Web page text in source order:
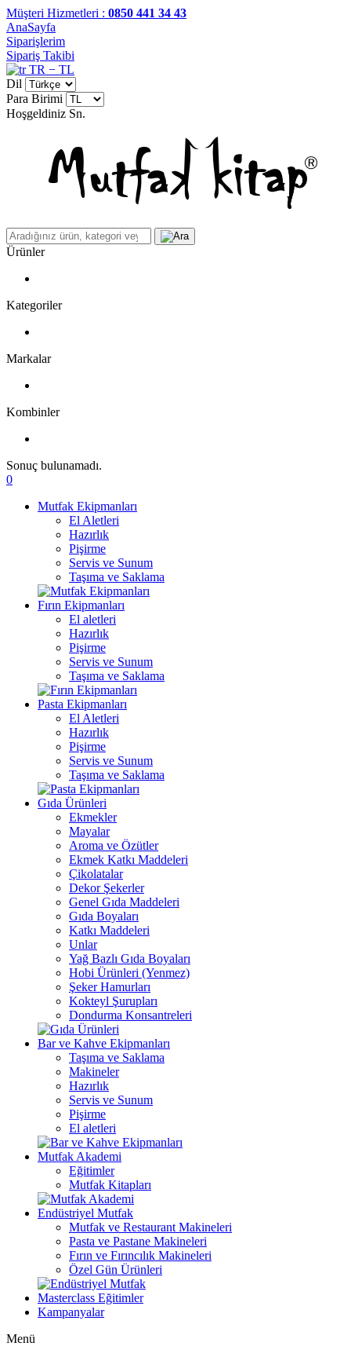
Müşteri Hizmetleri : 0850 441 34 43
AnaSayfa
Siparişlerim
Sipariş Takibi
TR − TL
Dil
Para Birimi
Hoşgeldiniz Sn.
Ürünler
Kategoriler
Markalar
Kombinler
Sonuç bulunamadı.
0
Mutfak Ekipmanları
El Aletleri
Hazırlık
Pişirme
Servis ve Sunum
Taşıma ve Saklama
Fırın Ekipmanları
El aletleri
Hazırlık
Pişirme
Servis ve Sunum
Taşıma ve Saklama
Pasta Ekipmanları
El Aletleri
Hazırlık
Pişirme
Servis ve Sunum
Taşıma ve Saklama
Gıda Ürünleri
Ekmekler
Mayalar
Aroma ve Özütler
Ekmek Katkı Maddeleri
Çikolatalar
Dekor Şekerler
Genel Gıda Maddeleri
Gıda Boyaları
Katkı Maddeleri
Unlar
Yağ Bazlı Gıda Boyaları
Hobi Ürünleri (Yenmez)
Şeker Hamurları
Kokteyl Şurupları
Dondurma Konsantreleri
Bar ve Kahve Ekipmanları
Taşıma ve Saklama
Makineler
Hazırlık
Servis ve Sunum
Pişirme
El aletleri
Mutfak Akademi
Eğitimler
Mutfak Kitapları
Endüstriyel Mutfak
Mutfak ve Restaurant Makineleri
Pasta ve Pastane Makineleri
Fırın ve Fırıncılık Makineleri
Özel Gün Ürünleri
Masterclass Eğitimler
Kampanyalar
Menü